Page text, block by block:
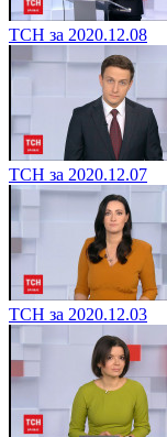
ТСН за 2020.12.08
ТСН за 2020.12.07
ТСН за 2020.12.03